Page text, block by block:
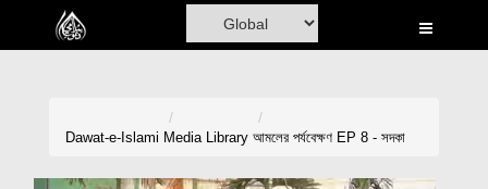
Home
Dawat-e-Islami Media Library আমলের পর্যবেক্ষণ EP 8 - সদকা